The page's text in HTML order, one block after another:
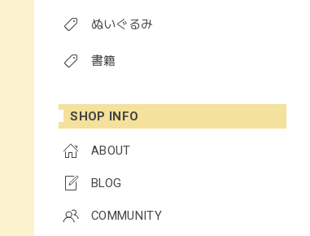
ぬいぐるみ
書籍
SHOP INFO
ABOUT
BLOG
COMMUNITY